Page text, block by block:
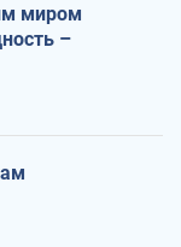
миром
–